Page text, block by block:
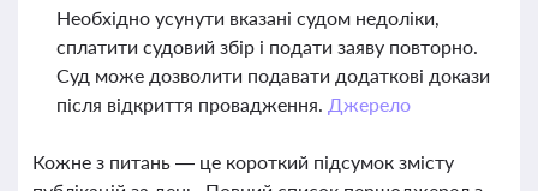
Необхідно усунути вказані судом недоліки,
сплатити судовий збір і подати заяву повторно.
Суд може дозволити подавати додаткові докази
після відкриття провадження. Джерело
Кожне з питань — це короткий підсумок змісту